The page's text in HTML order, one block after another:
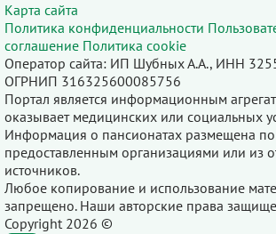
Карта сайта
Политика конфиденциальности
соглашение Политика cookie
Оператор сайта: ИП Шубных А.А., ИНН
ОГРНИП 316325600085756
Портал является информационным
оказывает медицинских или социальных
Информация о пансионатах размещена
предоставленным организациями или из
источников.
Любое копирование и использование
запрещено. Наши авторские права
Copyright 2026 ©